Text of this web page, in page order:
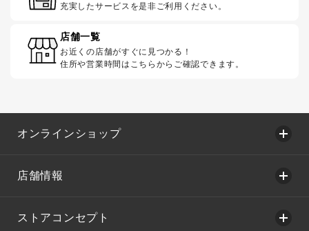
充実したサービスを是非ご利用ください。
店舗一覧
お近くの店舗がすぐに見つかる！
住所や営業時間はこちらからご確認できます。
オンラインショップ
店舗情報
ストアコンセプト